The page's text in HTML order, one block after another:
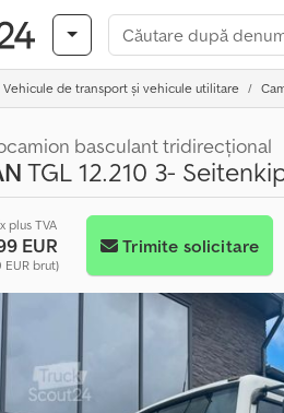
Vehicule de transport şi vehicule utilitare
basculant tridirecțional
TGL 12.210 3-
plus TVA
EUR
EUR brut)
Trimite solicitare